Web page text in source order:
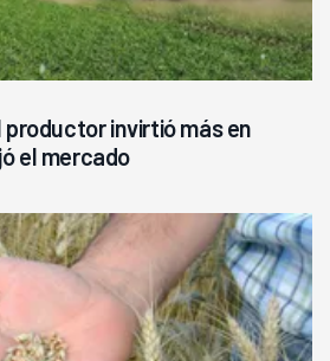
productor invirtió más en
el mercado